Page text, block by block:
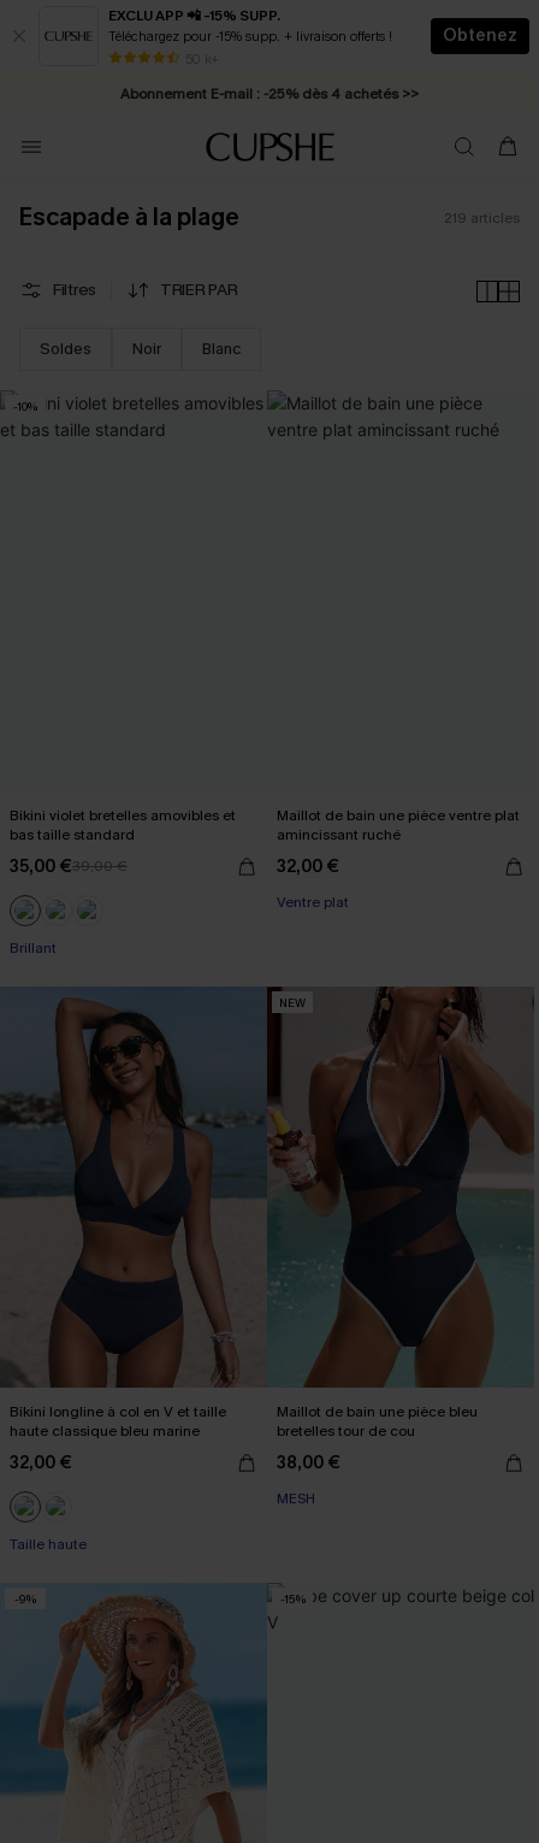
EXCLU APP 📲 -15% SUPP.
Téléchargez pour -15% supp. + livraison offerts !
50 k+
Obtenez
* Livraison éclair 2-3 jours ouvrés >>
Abonnement E-mail : -25% dès 4 achetés >>
Escapade à la plage 219 articles
Filtres TRIER PAR
Soldes Noir Blanc
-10%
Bikini violet bretelles amovibles et
bas taille standard
35,00 €39,00 €
Brillant
Maillot de bain une pièce ventre plat
amincissant ruché
32,00 €
Ventre plat
Bikini longline à col en V et taille
haute classique bleu marine
32,00 €
Taille haute
NEW
Maillot de bain une pièce bleu
bretelles tour de cou
38,00 €
MESH
-9% -15%